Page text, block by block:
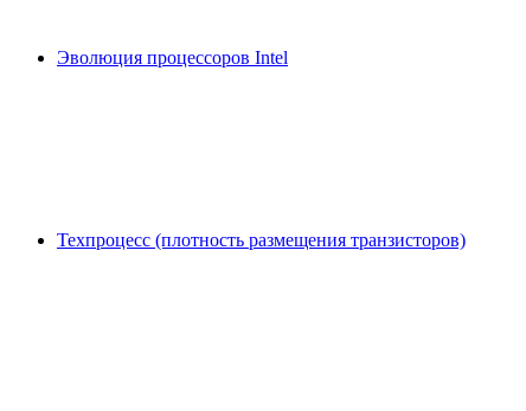
Эволюция процессоров Intel
Техпроцесс (плотность размещения транзисторов)